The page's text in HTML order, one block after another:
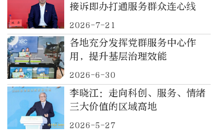
接诉即办打通服务群众连心线
2026-7-21
各地充分发挥党群服务中心作
用，提升基层治理效能
2026-6-30
李晓江：走向科创、服务、情绪
三大价值的区域高地
2026-5-27